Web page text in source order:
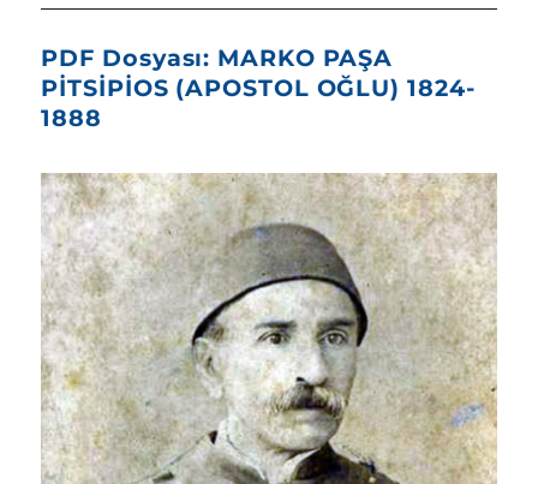
PDF Dosyası: MARKO PAŞA
PİTSİPİOS (APOSTOL OĞLU) 1824-
1888